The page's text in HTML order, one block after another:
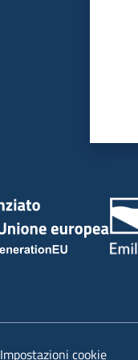
Impostazioni cookie